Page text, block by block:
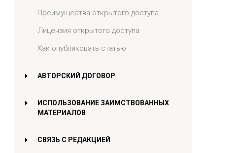
Преимущества открытого доступа
Лицензия открытого доступа
Как опубликовать статью
АВТОРСКИЙ ДОГОВОР
ИСПОЛЬЗОВАНИЕ ЗАИМСТВОВАННЫХ
МАТЕРИАЛОВ
СВЯЗЬ С РЕДАКЦИЕЙ